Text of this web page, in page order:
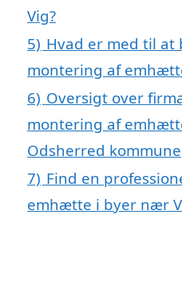
Vig?
5) Hvad er med til at
montering af
6) Oversigt over
montering af
Odsherred kommune
7) Find en
emhætte i byer nær